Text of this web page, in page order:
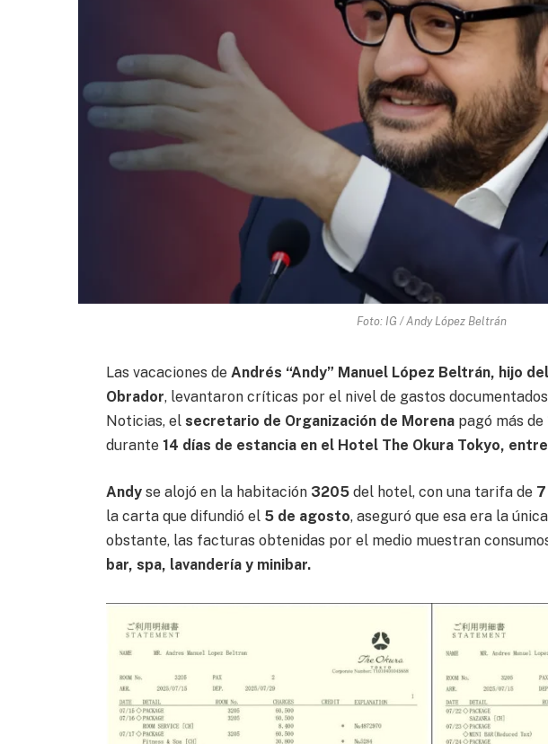
Foto: IG / Andy López Beltrán
Las vacaciones de Andrés “Andy” Manuel López Beltrán, hijo
Obrador, levantaron críticas por el nivel de gastos
Noticias, el secretario de Organización de Morenapagó más de
durante 14 días de estancia en el Hotel The Okura Tokyo,
Andy se alojó en la habitación3205del hotel, con una tarifa de
la carta que difundió el 5 de agosto, aseguró que esa era la
obstante, las facturas obtenidas por el medio muestran
bar, spa, lavandería y minibar.